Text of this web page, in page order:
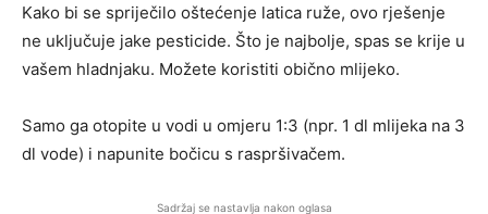
Kako bi se spriječilo oštećenje latica ruže, ovo rješenje
ne uključuje jake pesticide. Što je najbolje, spas se krije u
vašem hladnjaku. Možete koristiti obično mlijeko.
Samo ga otopite u vodi u omjeru 1:3 (npr. 1 dl mlijeka na 3
dl vode) i napunite bočicu s raspršivačem.
Sadržaj se nastavlja nakon oglasa